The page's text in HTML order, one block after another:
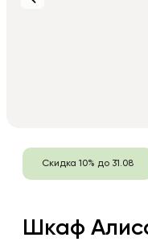
Скидка 10% до 31.08
Шкаф